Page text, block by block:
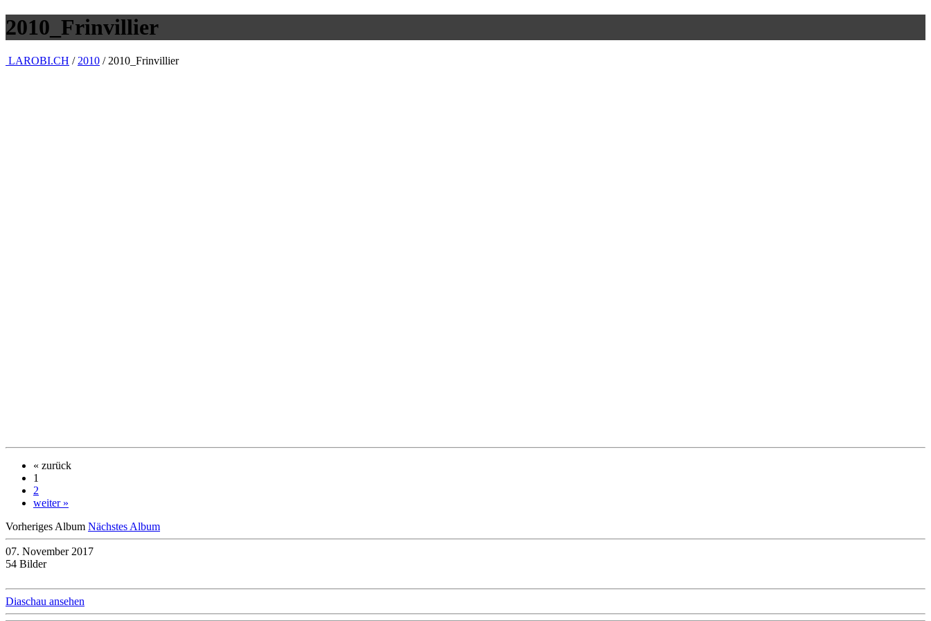
2010_Frinvillier
LAROBI.CH / 2010 / 2010_Frinvillier
« zurück
1
2
weiter »
Vorheriges Album Nächstes Album
07. November 2017
54 Bilder
Diaschau ansehen